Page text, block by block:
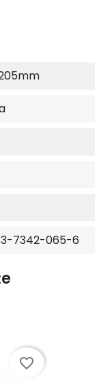
7342-065-6
favorite_border